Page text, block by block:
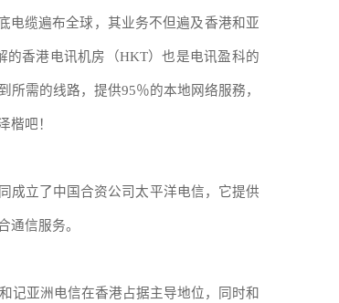
电缆遍布全球，其业务不但遍及香港和亚
的香港电讯机房（HKT）也是电讯盈科的
所需的线路，提供95％的本地网络服務，
楷吧！
成立了中国合资公司太平洋电信，它提供
通信服务。
记亚洲电信在香港占据主导地位，同时和